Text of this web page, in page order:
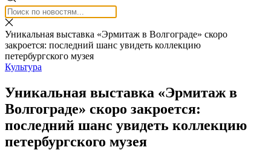
Уникальная выставка «Эрмитаж в Волгограде» скоро
закроется: последний шанс увидеть коллекцию
петербургского музея
Культура
Уникальная выставка «Эрмитаж в
Волгограде» скоро закроется:
последний шанс увидеть коллекцию
петербургского музея